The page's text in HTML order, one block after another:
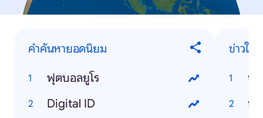
คำค้นหายอดนิยม
ฟุตบอลยูโร
Digital ID
ข่าวใน
ข่า
ข่า